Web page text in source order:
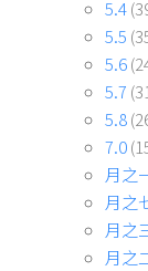
5.4
5.5
5.6
5.7
5.8
7.0
月之
月之
月之
月之